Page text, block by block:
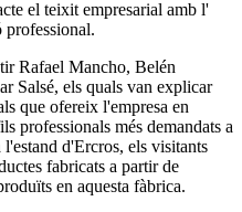
el teixit empresarial amb l'
Rafael Mancho, Belén
Salsé, els quals van explicar
que ofereix l'empresa en
professionals més demandats a
d'Ercros, els visitants
fabricats a partir de
en aquesta fàbrica.